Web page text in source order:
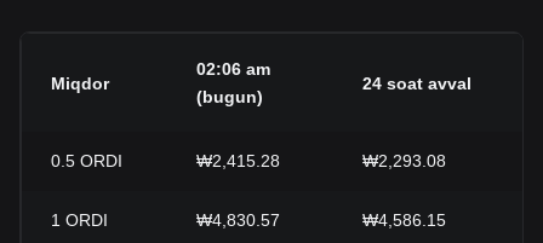
Miqdor
02:06 am
(bugun)
24 soat avval
0.5 ORDI ₩2,415.28 ₩2,293.08
1 ORDI ₩4,830.57 ₩4,586.15